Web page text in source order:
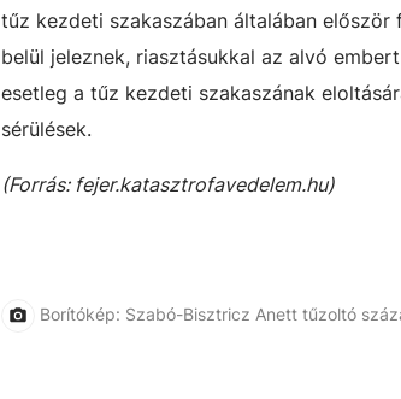
tűz kezdeti szakaszában általában
belül jeleznek, riasztásukkal az alvó
esetleg a tűz kezdeti szakaszának
sérülések.
(Forrás: fejer.katasztrofavedelem.hu)
Borítókép: Szabó-Bisztricz Anett tűzoltó